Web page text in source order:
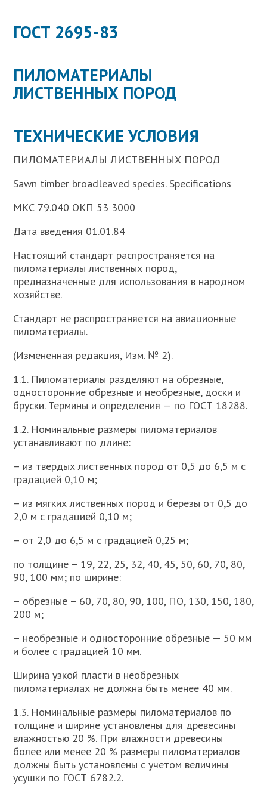
ГОСТ 2695-83
ПИЛОМАТЕРИАЛЫ
ЛИСТВЕННЫХ ПОРОД
ТЕХНИЧЕСКИЕ УСЛОВИЯ
ПИЛОМАТЕРИАЛЫ ЛИСТВЕННЫХ ПОРОД
Sawn timber broadleaved species. Specifications
МКС 79.040 ОКП 53 3000
Дата введения 01.01.84
Настоящий стандарт распространяется на
пиломатериалы лиственных пород,
предназначенные для использования в народном
хозяйстве.
Стандарт не распространяется на авиационные
пиломатериалы.
(Измененная редакция, Изм. № 2).
1.1. Пиломатериалы разделяют на обрезные,
односторонние обрезные и необрезные, доски и
бруски. Термины и определения — по ГОСТ 18288.
1.2. Номинальные размеры пиломатериалов
устанавливают по длине:
– из твердых лиственных пород от 0,5 до 6,5 м с
градацией 0,10 м;
– из мягких лиственных пород и березы от 0,5 до
2,0 м с градацией 0,10 м;
– от 2,0 до 6,5 м с градацией 0,25 м;
по толщине – 19, 22, 25, 32, 40, 45, 50, 60, 70, 80,
90, 100 мм; по ширине:
– обрезные – 60, 70, 80, 90, 100, ПО, 130, 150, 180,
200 м;
– необрезные и односторонние обрезные — 50 мм
и более с градацией 10 мм.
Ширина узкой пласти в необрезных
пиломатериалах не должна быть менее 40 мм.
1.3. Номинальные размеры пиломатериалов по
толщине и ширине установлены для древесины
влажностью 20 %. При влажности древесины
более или менее 20 % размеры пиломатериалов
должны быть установлены с учетом величины
усушки по ГОСТ 6782.2.